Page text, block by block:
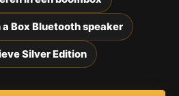
a Box Bluetooth speaker
Silver Edition